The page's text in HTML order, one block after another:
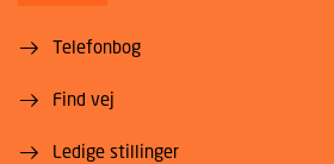
Telefonbog
Find vej
Ledige stillinger